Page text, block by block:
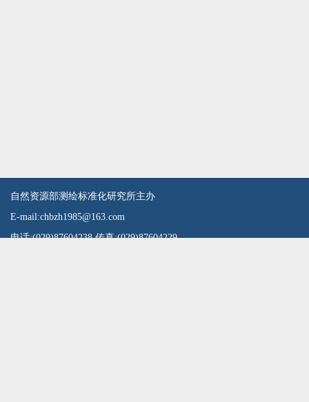
自然资源部测绘标准化研究所主办
E-mail:chbzh1985@163.com
电话:(029)87604238 传真:(029)87604229